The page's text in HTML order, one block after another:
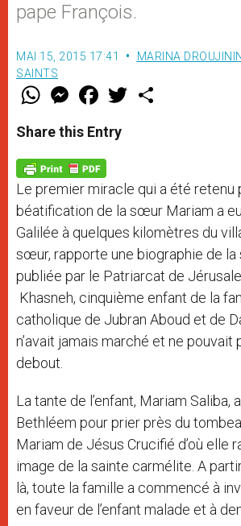
pape François.
MAI 15, 2015 17:41 MARINA
SAINTS
W
t
s
p
p
M
e
s
e
g
e
r
F
a
e
b
o
k
w
Share this Entry
Le premier miracle qui a été retenu
béatification de la sœur Mariam a
Galilée à quelques kilomètres du
sœur, rapporte une biographie de
publiée par le Patriarcat de
Khasneh, cinquième enfant de la
catholique de Jubran Aboud et de
n’avait jamais marché et ne pouvait
debout.
La tante de l’enfant, Mariam Saliba,
Bethléem pour prier près du
Mariam de Jésus Crucifié d’où elle
image de la sainte carmélite. A
là, toute la famille a commencé à
en faveur de l’enfant malade et à